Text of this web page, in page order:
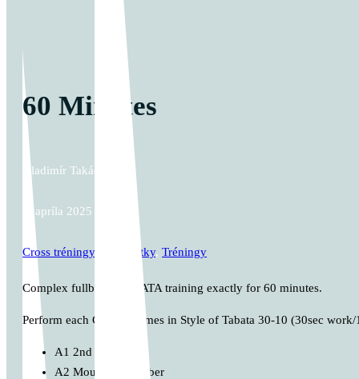
60 Minutes
Vladimír Takáč
8. apríla 2025
Cross tréningy Špecialitky, Tréningy
Complex fullbody TABATA training exactly for 60 minutes.
Perform each Circle 4 Times in Style of Tabata 30-10 (30sec work/
A1 2nd Tibetian
A2 Mountain Climber